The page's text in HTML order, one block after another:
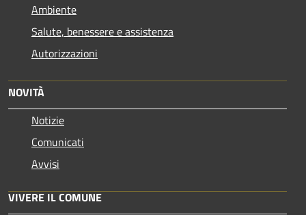
Ambiente
Salute, benessere e assistenza
Autorizzazioni
NOVITÀ
Notizie
Comunicati
Avvisi
VIVERE IL COMUNE